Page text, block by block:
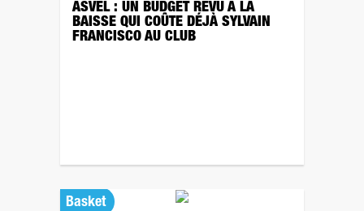
ASVEL : UN BUDGET REVU À LA
BAISSE QUI COÛTE DÉJÀ SYLVAIN
FRANCISCO AU CLUB
Basket